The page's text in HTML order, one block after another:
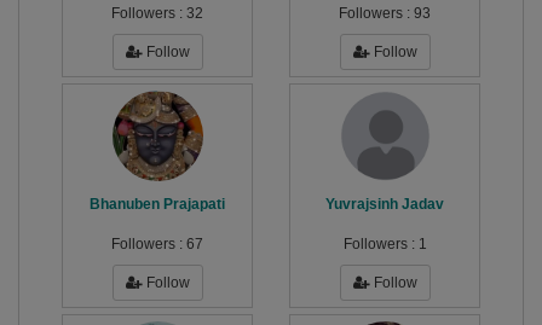
Followers : 32
Follow
Followers : 93
Follow
Bhanuben Prajapati
Followers : 67
Follow
Yuvrajsinh Jadav
Followers : 1
Follow